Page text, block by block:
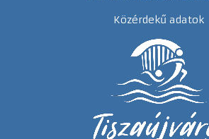
Közérdekű adatok